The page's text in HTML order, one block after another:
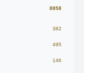
8858
382
495
146